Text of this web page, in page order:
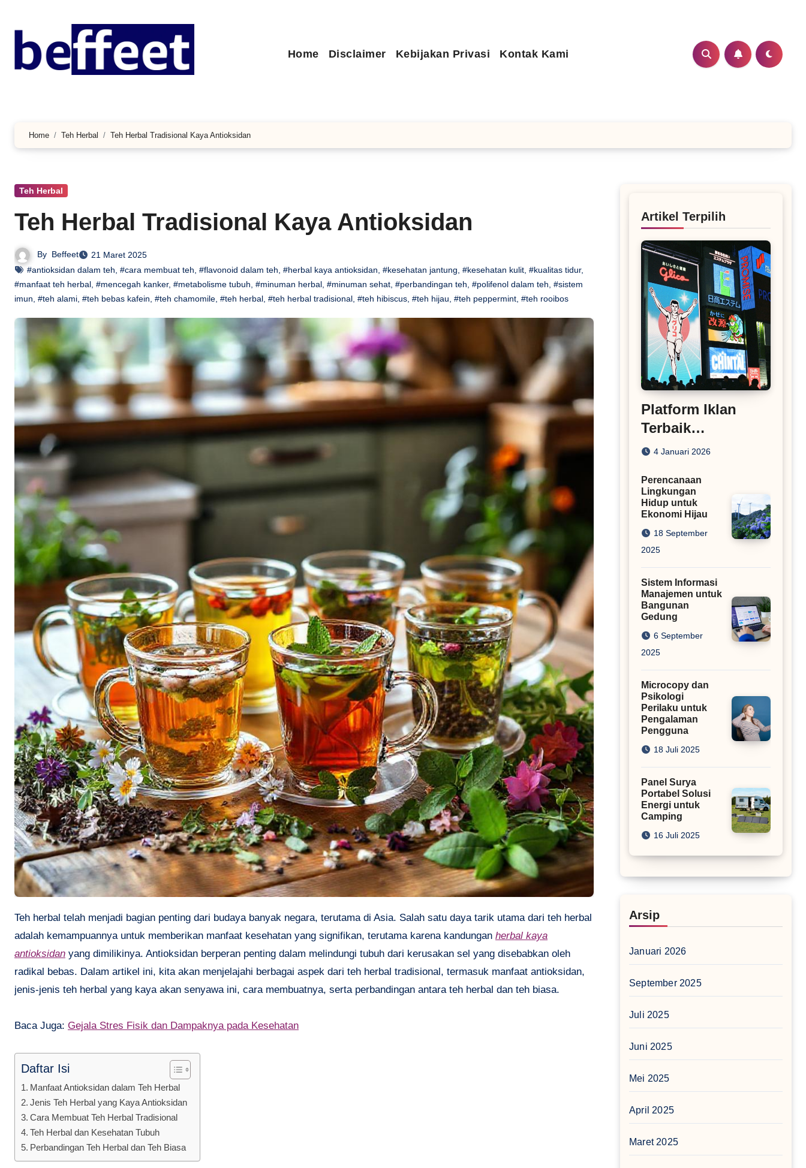
konten
Home Disclaimer Kebijakan Privasi Kontak Kami
Home Teh Herbal Teh Herbal Tradisional Kaya Antioksidan
Teh Herbal
Teh Herbal Tradisional Kaya Antioksidan
By Beffeet
21 Maret 2025
#antioksidan dalam teh, #cara membuat teh, #flavonoid dalam teh, #herbal kaya antioksidan, #kesehatan jantung, #kesehatan kulit, #kualitas tidur,
#manfaat teh herbal, #mencegah kanker, #metabolisme tubuh, #minuman herbal, #minuman sehat, #perbandingan teh, #polifenol dalam teh, #sistem
imun, #teh alami, #teh bebas kafein, #teh chamomile, #teh herbal, #teh herbal tradisional, #teh hibiscus, #teh hijau, #teh peppermint, #teh rooibos
Teh herbal telah menjadi bagian penting dari budaya banyak negara, terutama di Asia. Salah satu daya tarik utama dari teh herbal
adalah kemampuannya untuk memberikan manfaat kesehatan yang signifikan, terutama karena kandungan herbal kaya
antioksidan yang dimilikinya. Antioksidan berperan penting dalam melindungi tubuh dari kerusakan sel yang disebabkan oleh
radikal bebas. Dalam artikel ini, kita akan menjelajahi berbagai aspek dari teh herbal tradisional, termasuk manfaat antioksidan,
jenis-jenis teh herbal yang kaya akan senyawa ini, cara membuatnya, serta perbandingan antara teh herbal dan teh biasa.
Baca Juga: Gejala Stres Fisik dan Dampaknya pada Kesehatan
Daftar Isi
Manfaat Antioksidan dalam Teh Herbal
Jenis Teh Herbal yang Kaya Antioksidan
Cara Membuat Teh Herbal Tradisional
Teh Herbal dan Kesehatan Tubuh
Perbandingan Teh Herbal dan Teh Biasa
Artikel Terpilih
Platform Iklan
Terbaik
Rekomendasi
4 Januari 2026
Perencanaan
Lingkungan
Hidup untuk
Ekonomi Hijau
18 September
2025
Sistem Informasi
Manajemen untuk
Bangunan
Gedung
6 September
2025
Microcopy dan
Psikologi
Perilaku untuk
Pengalaman
Pengguna
18 Juli 2025
Panel Surya
Portabel Solusi
Energi untuk
Camping
16 Juli 2025
Arsip
Januari 2026
September 2025
Juli 2025
Juni 2025
Mei 2025
April 2025
Maret 2025